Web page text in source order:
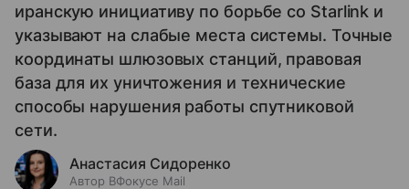
иранскую инициативу по борьбе со Starlink и
указывают на слабые места системы. Точные
координаты шлюзовых станций, правовая
база для их уничтожения и технические
способы нарушения работы спутниковой
сети.
Анастасия Сидоренко
Автор ВФокусе Mail